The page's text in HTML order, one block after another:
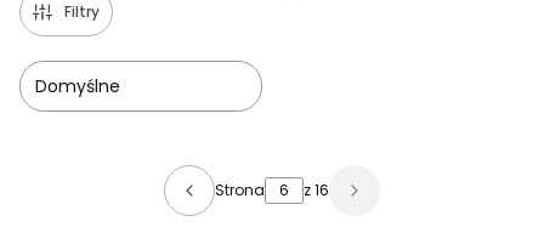
Filtry
Domyślne
Lista produktów
Poprzednie produkty
Strona z 16 Następne produkty